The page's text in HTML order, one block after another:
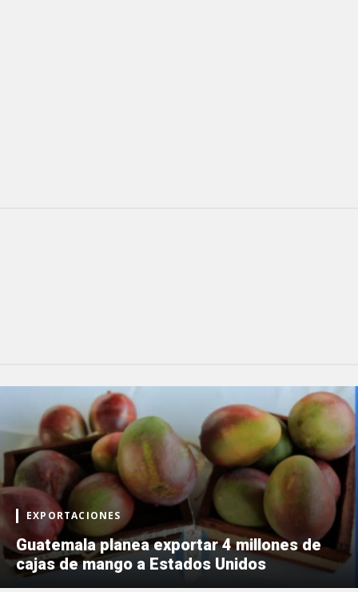
EXPORTACIONES
Guatemala planea exportar 4 millones de
cajas de mango a Estados Unidos